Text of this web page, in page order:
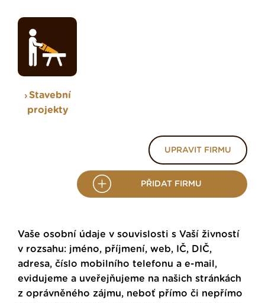
Stavební
projekty
UPRAVIT FIRMU
PŘIDAT FIRMU
Vaše osobní údaje v souvislosti s Vaší živností
v rozsahu: jméno, příjmení, web, IČ, DIČ,
adresa, číslo mobilního telefonu a e-mail,
evidujeme a uveřejňujeme na našich stránkách
z oprávněného zájmu, neboť přímo či nepřímo